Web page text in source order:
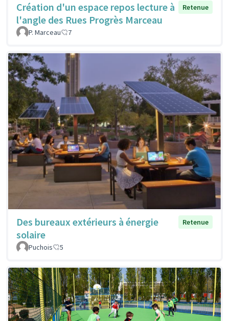
Création d'un espace repos lecture à
l'angle des Rues Progrès Marceau
Retenue
P. Marceau 7
Des bureaux extérieurs à énergie
solaire
Retenue
Puchois 5